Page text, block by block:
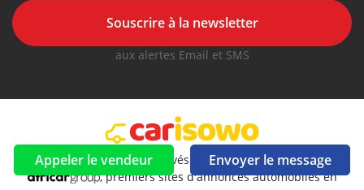
Appeler le vendeur Envoyer le message
Souscrire à la newsletter
aux alertes Email et SMS
2016-2026 Tous droits réservés. CarIsowo.com fait partie de
, premiers sites d'annonces automobiles en